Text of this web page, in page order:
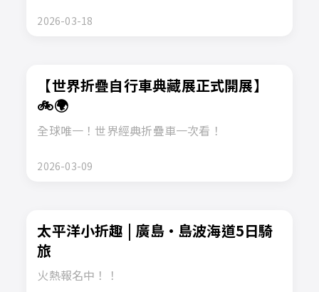
2026-03-18
【世界折疊自行車典藏展正式開展】
🚲🌍
全球唯一！世界經典折疊車一次看！
2026-03-09
太平洋小折趣 | 廣島·島波海道5日騎
旅
火熱報名中！！